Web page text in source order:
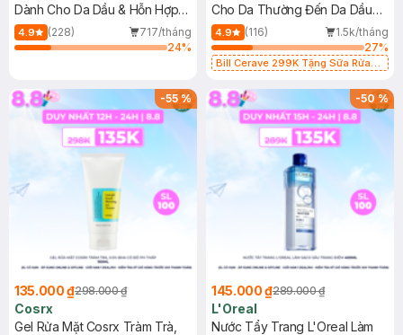
Dành Cho Da Dầu & Hỗn Hợp
500ml
4.9 (228)
717/tháng
24%
Cho Da Thường Đến Da Dầu
473ml
4.9 (116)
1.5k/tháng
27%
Bill Cerave 299K Tặng Sữa Rửa
-55%
135.000 ₫298.000 ₫
Cosrx
Gel Rửa Mặt Cosrx Tràm Trà,
-50%
145.000 ₫289.000 ₫
L'Oreal
Nước Tẩy Trang L'Oreal Làm